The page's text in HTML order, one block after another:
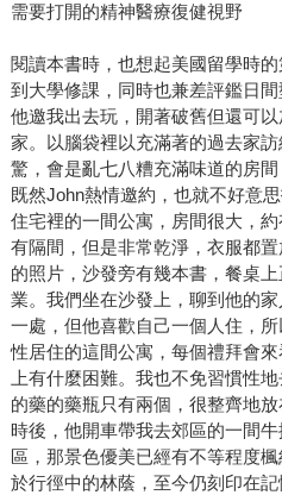
需要打開的精神醫療復健視野
閱讀本書時，也想起美國留學時
到大學修課，同時也兼差評鑑日間
他邀我出去玩，開著破舊但還可
家。以腦袋裡以充滿著的過去家
驚，會是亂七八糟充滿味道的房
既然John熱情邀約，也就不好意
住宅裡的一間公寓，房間很大，
有隔間，但是非常乾淨，衣服都
的照片，沙發旁有幾本書，餐桌
業。我們坐在沙發上，聊到他的
一處，但他喜歡自己一個人住，
性居住的這間公寓，每個禮拜會
上有什麼困難。我也不免習慣性
的藥的藥瓶只有兩個，很整齊地
時後，他開車帶我去郊區的一間
區，那景色優美已經有不等程度
於行徑中的林蔭，至今仍刻印在